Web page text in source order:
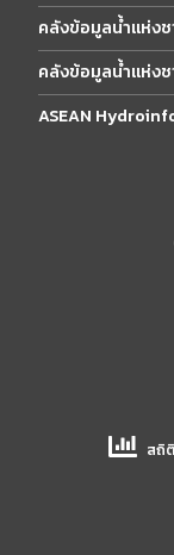
คลังข้อมูลน้ำแห่งช
คลังข้อมูลน้ำแห่ง
ASEAN
สถิ